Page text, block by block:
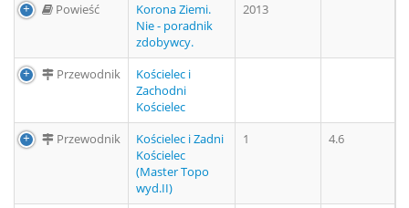
Powieść
Korona Ziemi.
Nie - poradnik
zdobywcy.
2013
Przewodnik
Kościelec i
Zachodni
Kościelec
Przewodnik
Kościelec i Zadni
Kościelec
(Master Topo
wyd.II)
1 4.6